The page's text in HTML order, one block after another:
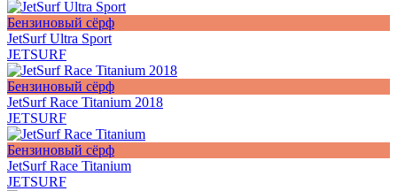
Бензиновый сёрф
JetSurf Ultra Sport
JETSURF
Бензиновый сёрф
JetSurf Race Titanium 2018
JETSURF
Бензиновый сёрф
JetSurf Race Titanium
JETSURF